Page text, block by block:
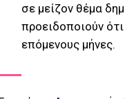
σε μείζον θέμα
προειδοποιούν
επόμενους μήνες.